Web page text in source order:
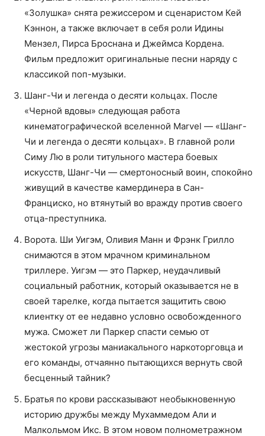
«Золушка» снята режиссером и сценаристом Кей
Кэннон, а также включает в себя роли Идины
Мензел, Пирса Броснана и Джеймса Кордена.
Фильм предложит оригинальные песни наряду с
классикой поп-музыки.
Шанг-Чи и легенда о десяти кольцах. После
«Черной вдовы» следующая работа
кинематографической вселенной Marvel — «Шанг-
Чи и легенда о десяти кольцах». В главной роли
Симу Лю в роли титульного мастера боевых
искусств, Шанг-Чи — смертоносный воин, спокойно
живущий в качестве камердинера в Сан-
Франциско, но втянутый во вражду против своего
отца-преступника.
Ворота. Ши Уигэм, Оливия Манн и Фрэнк Грилло
снимаются в этом мрачном криминальном
триллере. Уигэм — это Паркер, неудачливый
социальный работник, который оказывается не в
своей тарелке, когда пытается защитить свою
клиентку от ее недавно условно освобожденного
мужа. Сможет ли Паркер спасти семью от
жестокой угрозы маниакального наркоторговца и
его команды, отчаянно пытающихся вернуть свой
бесценный тайник?
Братья по крови рассказывают необыкновенную
историю дружбы между Мухаммедом Али и
Малкольмом Икс. В этом новом полнометражном